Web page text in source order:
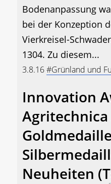
Bodenanpassung
bei der Konzeption
Vierkreisel-
1304. Zu diesem...
3.8.16#Grünland und
Innovation
Agritechnica
Neuheiten